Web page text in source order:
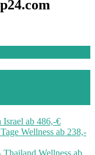
ab 486,-€
Wellness ab 238,-
Wellness ab